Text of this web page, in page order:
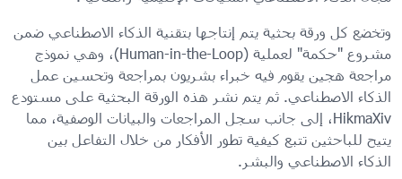
وتخضع كل ورقة بحثية يتم إنتاجها بتقنية الذكاء الاصطناعي ضمن
مشروع "حكمة" لعملية (Human-in-the-Loop)، وهي نموذج
مراجعة هجين يقوم فيه خبراء بشريون بمراجعة وتحسين عمل
الذكاء الاصطناعي. ثم يتم نشر هذه الورقة البحثية على مستودع
HikmaXiv، إلى جانب سجل المراجعات والبيانات الوصفية، مما
يتيح للباحثين تتبع كيفية تطور الأفكار من خلال التفاعل بين
الذكاء الاصطناعي والبشر.